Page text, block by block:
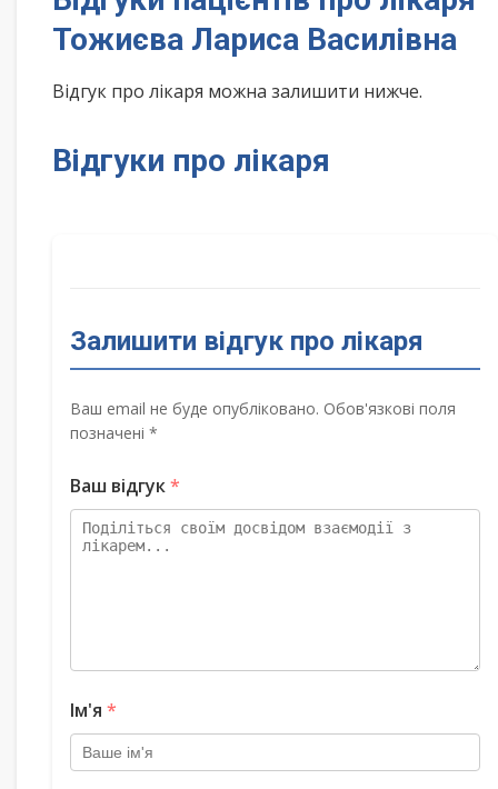
Тожиєва Лариса Василівна
Відгук про лікаря можна залишити нижче.
Відгуки про лікаря
Залишити відгук про лікаря
Ваш email не буде опубліковано. Обов'язкові поля
позначені *
Ваш відгук*
Ім'я *